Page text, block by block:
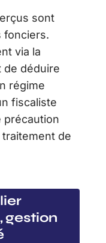
sont
fonciers.
via la
de déduire
régime
fiscaliste
précaution
de
gestion